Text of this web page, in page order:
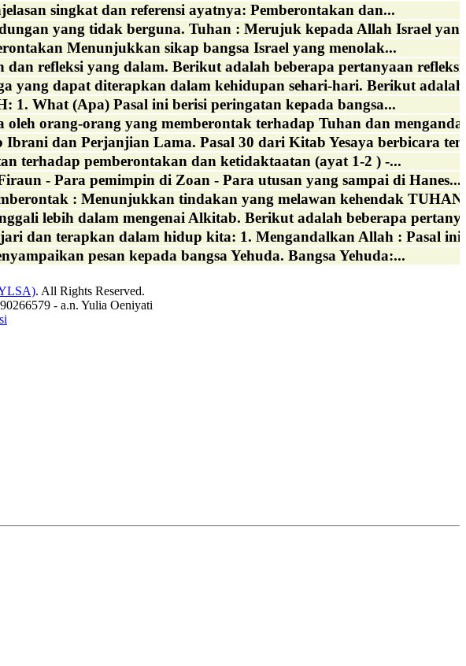
singkat dan referensi ayatnya: Pemberontakan dan...
yang tidak berguna. Tuhan : Merujuk kepada Allah Israel
Menunjukkan sikap bangsa Israel yang menolak...
refleksi yang dalam. Berikut adalah beberapa pertanyaan
yang dapat diterapkan dalam kehidupan sehari-hari. Berikut
1. What (Apa) Pasal ini berisi peringatan kepada bangsa...
orang-orang yang memberontak terhadap Tuhan dan
dan Perjanjian Lama. Pasal 30 dari Kitab Yesaya berbicara
terhadap pemberontakan dan ketidaktaatan (ayat 1-2 ) -...
- Para pemimpin di Zoan - Para utusan yang sampai di Hanes...
: Menunjukkan tindakan yang melawan kehendak
lebih dalam mengenai Alkitab. Berikut adalah beberapa
dan terapkan dalam hidup kita: 1. Mengandalkan Allah : Pasal
pesan kepada bangsa Yehuda. Bangsa Yehuda:...
. All Rights Reserved.
- a.n. Yulia Oeniyati